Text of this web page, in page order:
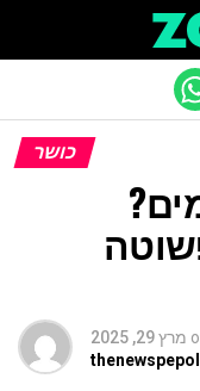
כושר
מרץ 29, 2025